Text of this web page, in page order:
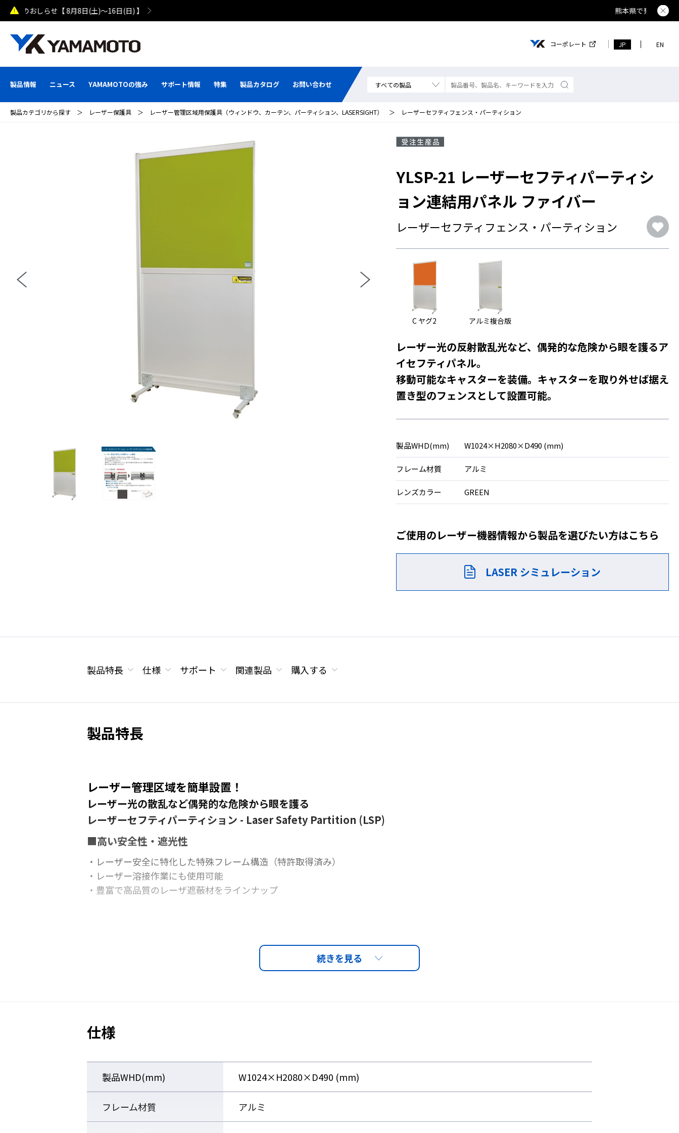
熊本県で発生した地震による配送への影響について 夏季休
コーポレート JP EN
製品情報 ニュース YAMAMOTOの強み サポート情報 特集 製品カタログ お問い合わせ
製品カテゴリから探す ＞ レーザー保護具 ＞ レーザー管理区域用保護具（ウィンドウ、カーテン、パーティション、LASERSIGHT） ＞ レーザーセフティフェンス・パーティション
YLSP-21 レーザーセフティパーティシ
ョン連結用パネル ファイバー
レーザーセフティフェンス・パーティション
C ヤグ2 アルミ複合版
レーザー光の反射散乱光など、偶発的な危険から眼を護るア
イセフティパネル。
移動可能なキャスターを装備。キャスターを取り外せば据え
置き型のフェンスとして設置可能。
製品WHD(mm) W1024×H2080×D490 (mm)
フレーム材質 アルミ
レンズカラー GREEN
ご使用のレーザー機器情報から製品を選びたい方はこちら
LASER シミュレーション
製品特長 仕様 サポート 関連製品 購入する
製品特長
レーザー管理区域を簡単設置！
レーザー光の散乱など偶発的な危険から眼を護る
レーザーセフティパーティション - Laser Safety Partition (LSP)
■高い安全性・遮光性
・レーザー安全に特化した特殊フレーム構造（特許取得済み）
・レーザー溶接作業にも使用可能
・豊富で高品質のレーザ遮蔽材をラインナップ
・コンパクト収納を可能にする可動式キャスターユニット
・パーテーションの移動レイアウト変更も自由自在
・軽量 移動設置が容易
・防錆、防滴、絶縁性に優れたアルマイト塗装
【レーザー安全に特化した特殊フレーム構造】
仕様
製品WHD(mm) W1024×H2080×D490 (mm)
フレーム材質 アルミ